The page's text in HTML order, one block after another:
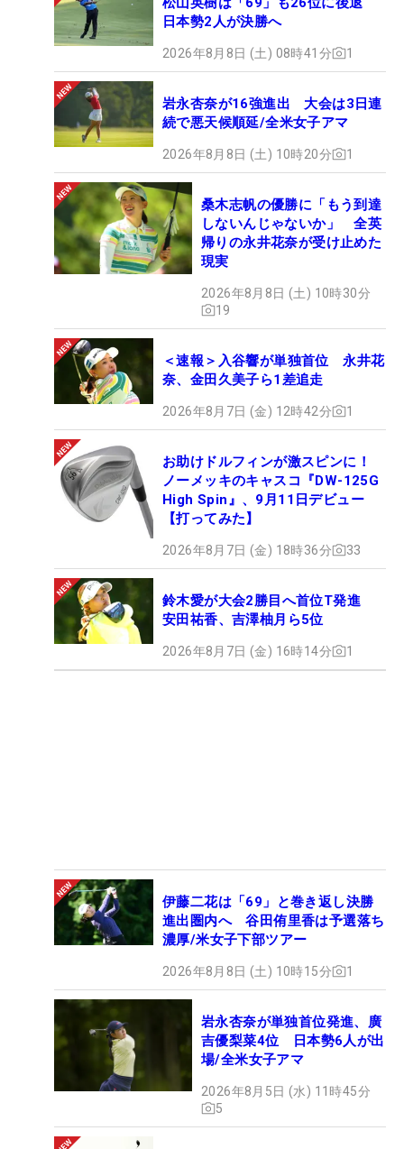
日本勢2人が決勝へ
2026年8月8日 (土) 08時41分 1
岩永杏奈が16強進出 大会は3日連
続で悪天候順延/全米女子アマ
2026年8月8日 (土) 10時20分 1
桑木志帆の優勝に「もう到達
しないんじゃないか」 全英
帰りの永井花奈が受け止めた
現実
2026年8月8日 (土) 10時30分
19
＜速報＞入谷響が単独首位 永井花
奈、金田久美子ら1差追走
2026年8月7日 (金) 12時42分 1
お助けドルフィンが激スピンに！
ノーメッキのキャスコ『DW-125G
High Spin』、9月11日デビュー
【打ってみた】
2026年8月7日 (金) 18時36分 33
鈴木愛が大会2勝目へ首位T発進
安田祐香、吉澤柚月ら5位
2026年8月7日 (金) 16時14分 1
伊藤二花は「69」と巻き返し決勝
進出圏内へ 谷田侑里香は予選落ち
濃厚/米女子下部ツアー
2026年8月8日 (土) 10時15分 1
岩永杏奈が単独首位発進、廣
吉優梨菜4位 日本勢6人が出
場/全米女子アマ
2026年8月5日 (水) 11時45分
5